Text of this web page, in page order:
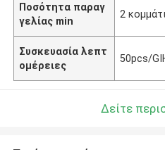
Ποσότητα παραγ
γελίας min
2
Συσκευασία λεπτ
ομέρειες
50pcs/
Δείτε